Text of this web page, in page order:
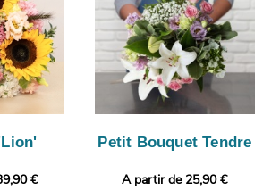
€
Petit Bouquet Tendre
A partir de 25,90 €